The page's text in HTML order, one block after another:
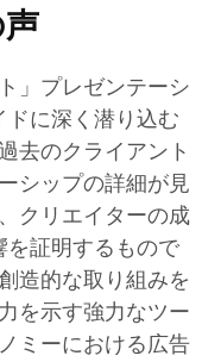
」プレゼンテーシ
ドに深く潜り込む
去のクライアント
シップの詳細が見
クリエイターの成
を証明するもので
造的な取り組みを
を示す強力なツー
ミーにおける広告